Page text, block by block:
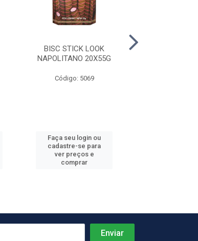
BISC STICK LOOK
NAPOLITANO 20X55G
Código: 5069
Faça seu login ou
cadastre-se para
ver preços e
comprar